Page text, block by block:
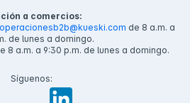
a comercios:
operacionesb2b@kueski.com de 8 a.m. a
de lunes a domingo.
8 a.m. a 9:30 p.m. de lunes a domingo.
Síguenos: